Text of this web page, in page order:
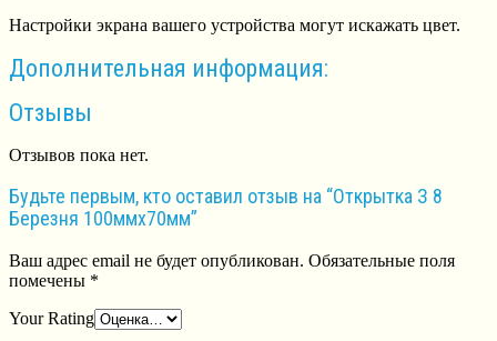
Настройки экрана вашего устройства могут искажать цвет.
Дополнительная информация:
Отзывы
Отзывов пока нет.
Будьте первым, кто оставил отзыв на “Открытка З 8
Березня 100ммх70мм”
Ваш адрес email не будет опубликован. Обязательные поля
помечены *
Your Rating